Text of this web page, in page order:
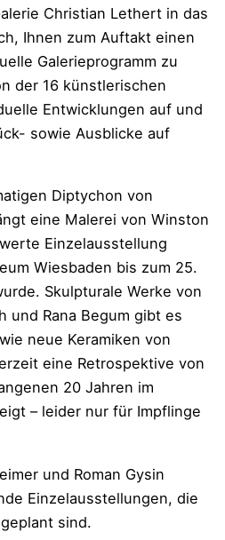
Christian Lethert in das
Ihnen zum Auftakt einen
Galerieprogramm zu
der 16 künstlerischen
Entwicklungen auf und
sowie Ausblicke auf
Diptychon von
eine Malerei von Winston
Einzelausstellung
Wiesbaden bis zum 25.
Skulpturale Werke von
und Rana Begum gibt es
neue Keramiken von
eine Retrospektive von
20 Jahren im
– leider nur für Impflinge
und Roman Gysin
Einzelausstellungen, die
sind.